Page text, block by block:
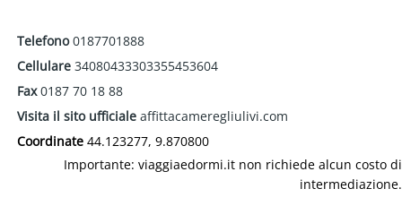
Telefono0187701888
Cellulare 34080433303355453604
Fax0187 70 18 88
Visita il sito ufficiale affittacameregliulivi.com
Coordinate 44.123277, 9.870800
Importante: viaggiaedormi.it non richiede alcun costo di
intermediazione.